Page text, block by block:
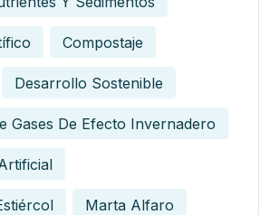
Compostaje
Desarrollo Sostenible
Gases De Efecto Invernadero
Marta Alfaro